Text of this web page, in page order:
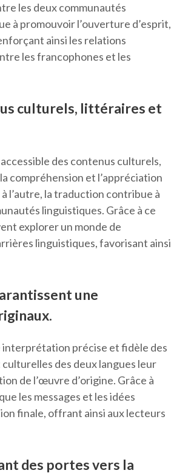
les deux communautés
à promouvoir l’ouverture d’esprit,
ainsi les relations
les francophones et les
culturels, littéraires et
des contenus culturels,
compréhension et l’appréciation
l’autre, la traduction contribue à
linguistiques. Grâce à ce
explorer un monde de
linguistiques, favorisant ainsi
une
précise et fidèle des
des deux langues leur
de l’œuvre d’origine. Grâce à
les messages et les idées
finale, offrant ainsi aux lecteurs
des portes vers la